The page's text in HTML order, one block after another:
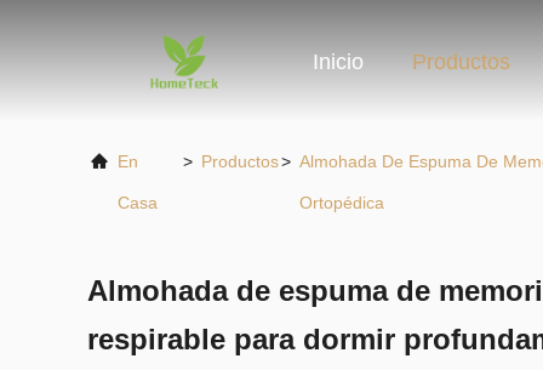
Inicio Productos
En
Casa
> Productos> Almohada De Espuma De
Ortopédica
Almohada de espuma de
respirable para dormir